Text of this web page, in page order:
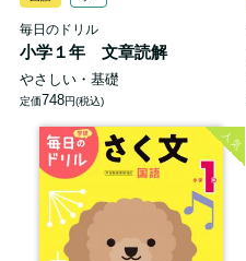
毎日のドリル
小学１年 文章読解
やさしい・基礎
定価748円(税込)
人気